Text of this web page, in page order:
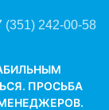
(351) 242-00-58
ПРОСЬБА